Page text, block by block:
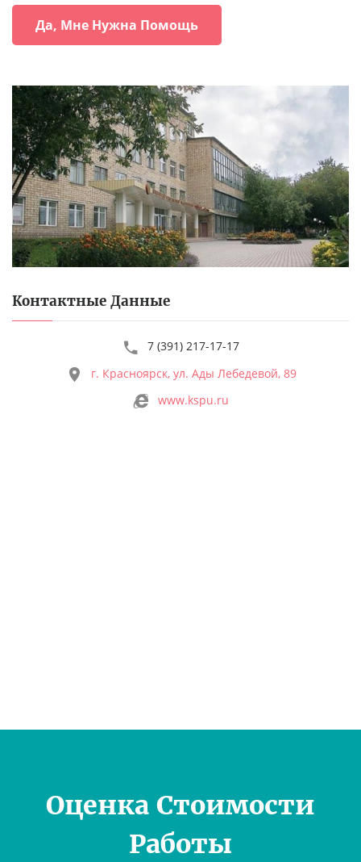
Да, Мне Нужна Помощь
Контактные Данные
7 (391) 217-17-17
г. Красноярск, ул. Ады Лебедевой, 89
www.kspu.ru
Оценка Стоимости
Работы